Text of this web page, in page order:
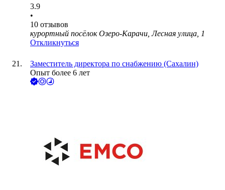
3.9
•
10 отзывов
курортный посёлок Озеро-Карачи, Лесная улица, 1
Откликнуться
Заместитель директора по снабжению (Сахалин)
Опыт более 6 лет